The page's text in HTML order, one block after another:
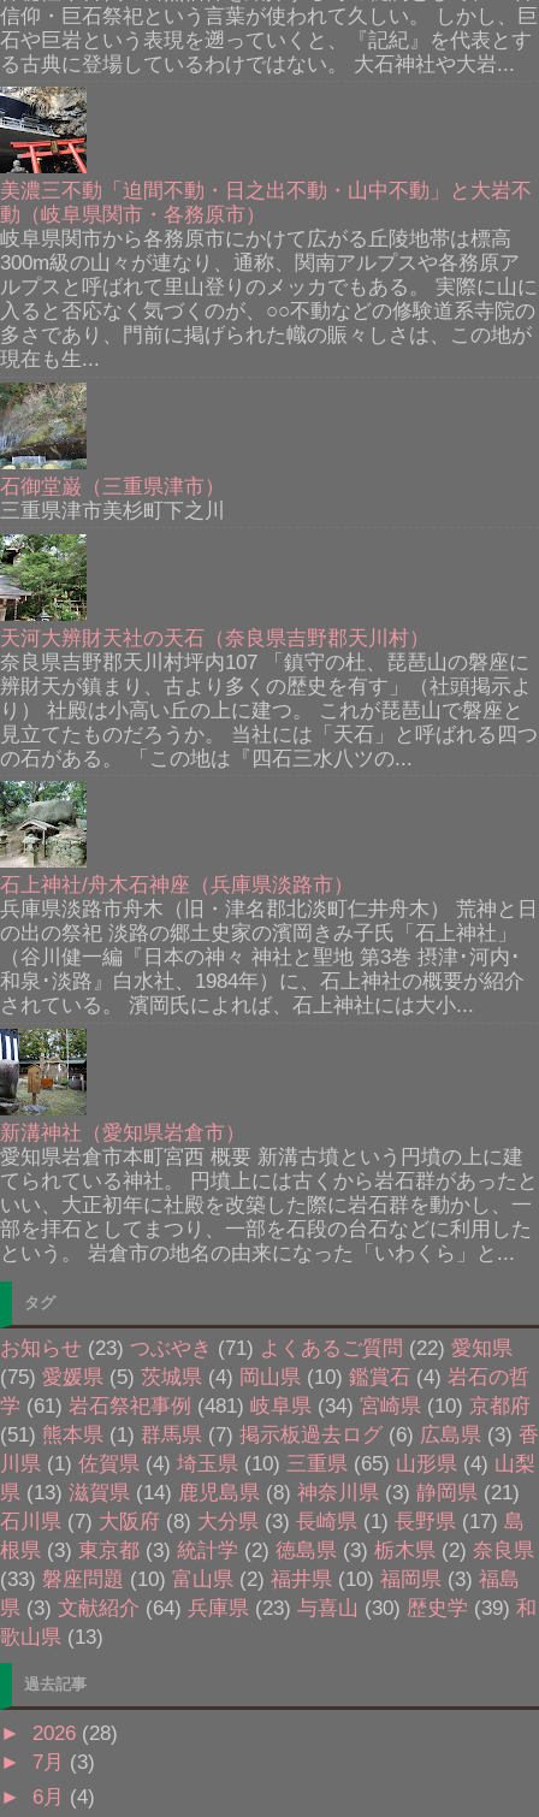
信仰・巨石祭祀という言葉が使われて久しい。 しかし、巨
石や巨岩という表現を遡っていくと、『記紀』を代表とす
る古典に登場しているわけではない。 大石神社や大岩...
美濃三不動「迫間不動・日之出不動・山中不動」と大岩不
動（岐阜県関市・各務原市）
岐阜県関市から各務原市にかけて広がる丘陵地帯は標高
300m級の山々が連なり、通称、関南アルプスや各務原ア
ルプスと呼ばれて里山登りのメッカでもある。 実際に山に
入ると否応なく気づくのが、○○不動などの修験道系寺院の
多さであり、門前に掲げられた幟の賑々しさは、この地が
現在も生...
石御堂巌（三重県津市）
三重県津市美杉町下之川
天河大辨財天社の天石（奈良県吉野郡天川村）
奈良県吉野郡天川村坪内107 「鎮守の杜、琵琶山の磐座に
辨財天が鎮まり、古より多くの歴史を有す」（社頭掲示よ
り） 社殿は小高い丘の上に建つ。 これが琵琶山で磐座と
見立てたものだろうか。 当社には「天石」と呼ばれる四つ
の石がある。 「この地は『四石三水八ツの...
石上神社/舟木石神座（兵庫県淡路市）
兵庫県淡路市舟木（旧・津名郡北淡町仁井舟木） 荒神と日
の出の祭祀 淡路の郷土史家の濱岡きみ子氏「石上神社」
（谷川健一編『日本の神々 神社と聖地 第3巻 摂津･河内･
和泉･淡路』白水社、1984年）に、石上神社の概要が紹介
されている。 濱岡氏によれば、石上神社には大小...
新溝神社（愛知県岩倉市）
愛知県岩倉市本町宮西 概要 新溝古墳という円墳の上に建
てられている神社。 円墳上には古くから岩石群があったと
いい、大正初年に社殿を改築した際に岩石群を動かし、一
部を拝石としてまつり、一部を石段の台石などに利用した
という。 岩倉市の地名の由来になった「いわくら」と...
タグ
お知らせ (23) つぶやき (71) よくあるご質問 (22) 愛知県
(75) 愛媛県 (5) 茨城県 (4) 岡山県 (10) 鑑賞石 (4) 岩石の哲
学 (61) 岩石祭祀事例 (481) 岐阜県 (34) 宮崎県 (10) 京都府
(51) 熊本県 (1) 群馬県 (7) 掲示板過去ログ (6) 広島県 (3) 香
川県 (1) 佐賀県 (4) 埼玉県 (10) 三重県 (65) 山形県 (4) 山梨
県 (13) 滋賀県 (14) 鹿児島県 (8) 神奈川県 (3) 静岡県 (21)
石川県 (7) 大阪府 (8) 大分県 (3) 長崎県 (1) 長野県 (17) 島
根県 (3) 東京都 (3) 統計学 (2) 徳島県 (3) 栃木県 (2) 奈良県
(33) 磐座問題 (10) 富山県 (2) 福井県 (10) 福岡県 (3) 福島
県 (3) 文献紹介 (64) 兵庫県 (23) 与喜山 (30) 歴史学 (39) 和
歌山県 (13)
過去記事
► 2026 (28)
► 7月 (3)
► 6月 (4)